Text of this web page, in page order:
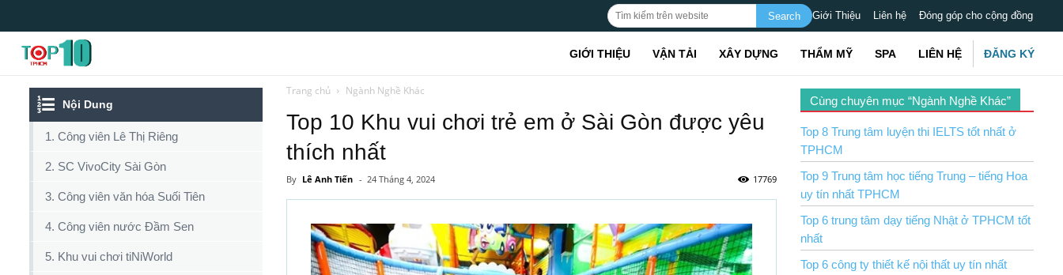
Giới Thiệu Liên hệ Đóng góp cho cộng đồng
Top10tphcm
GIỚI THIỆU VẬN TẢI XÂY DỰNG THẨM MỸ SPA LIÊN HỆ ĐĂNG KÝ
Nội Dung
1. Công viên Lê Thị Riêng
2. SC VivoCity Sài Gòn
3. Công viên văn hóa Suối Tiên
4. Công viên nước Đầm Sen
5. Khu vui chơi tiNiWorld
Trang chủ Ngành Nghề Khác
Top 10 Khu vui chơi trẻ em ở Sài Gòn được yêu
thích nhất
By Lê Anh Tiến - 24 Tháng 4, 2024 17769
Cùng chuyên mục “Ngành Nghề Khác”
Top 8 Trung tâm luyện thi IELTS tốt nhất ở
TPHCM
Top 9 Trung tâm học tiếng Trung – tiếng Hoa
uy tín nhất TPHCM
Top 6 trung tâm dạy tiếng Nhật ở TPHCM tốt
nhất
Top 6 công ty thiết kế nội thất uy tín nhất